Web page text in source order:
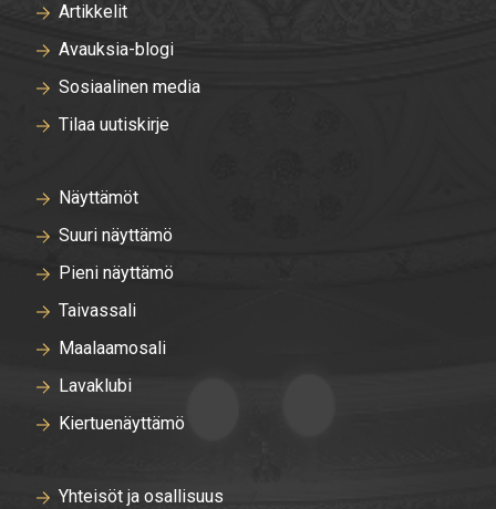
Artikkelit
Avauksia-blogi
Sosiaalinen media
Tilaa uutiskirje
Näyttämöt
Suuri näyttämö
Pieni näyttämö
Taivassali
Maalaamosali
Lavaklubi
Kiertuenäyttämö
Yhteisöt ja osallisuus